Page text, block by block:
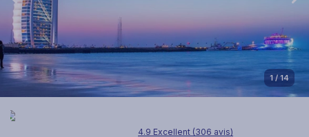
1 / 14
4.9 Excellent (306 avis)